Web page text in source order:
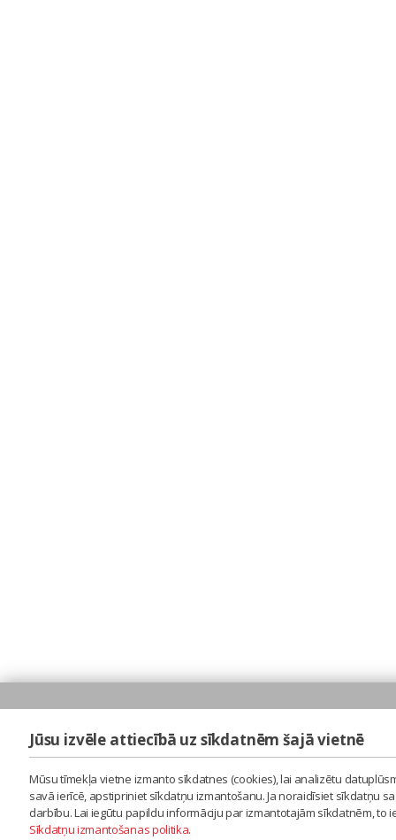
Jūsu izvēle attiecībā uz sīkdatnēm šajā vietnē
Mūsu tīmekļa vietne izmanto sīkdatnes (cookies), lai analizētu
savā ierīcē, apstipriniet sīkdatņu izmantošanu. Ja noraidīsiet sīkdatņu
darbību. Lai iegūtu papildu informāciju par izmantotajām sīkdatnēm,
Sīkdatņu izmantošanas politika.